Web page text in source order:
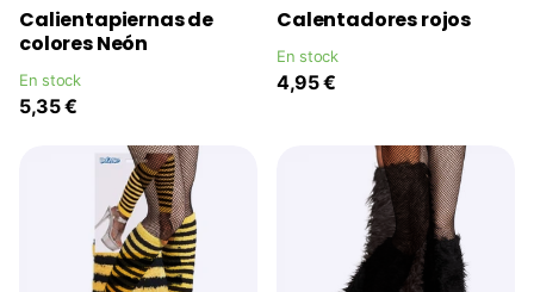
Calientapiernas de
colores Neón
En stock
5,35 €
Calentadores rojos
En stock
4,95 €